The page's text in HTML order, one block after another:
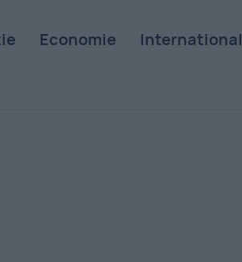
Economie International